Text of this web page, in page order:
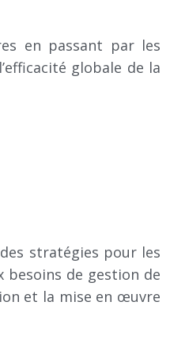
en passant par les
globale de la
stratégies pour les
besoins de gestion de
et la mise en œuvre